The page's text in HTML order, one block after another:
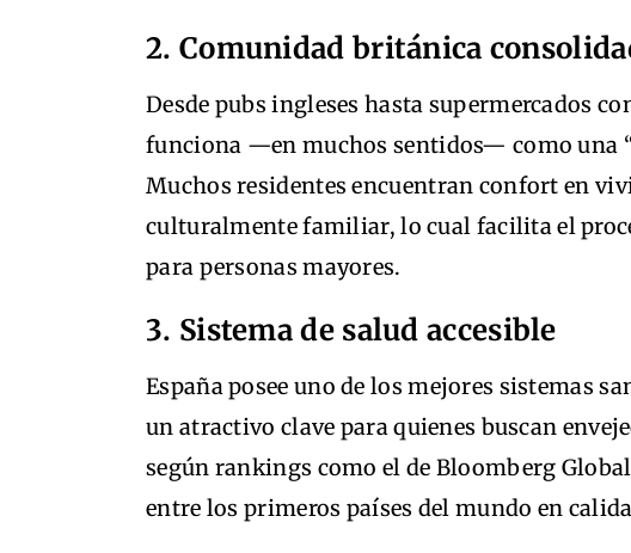
2. Comunidad británica
Desde pubs ingleses hasta supermercados
funciona —en muchos sentidos— como una
Muchos residentes encuentran confort en
culturalmente familiar, lo cual facilita el
para personas mayores.
3. Sistema de salud accesible
España posee uno de los mejores sistemas
un atractivo clave para quienes buscan
según rankings como el de Bloomberg
entre los primeros países del mundo en